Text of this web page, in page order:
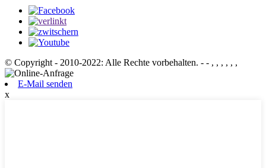
© Copyright - 2010-2022: Alle Rechte vorbehalten. - - , , , , , ,
E-Mail senden
x